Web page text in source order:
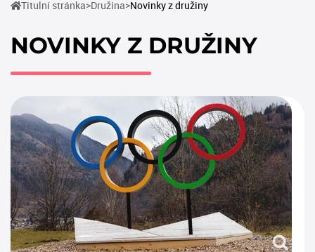
Titulní stránka(current)
Družina(current)
Novinky z družiny
NOVINKY Z DRUŽINY